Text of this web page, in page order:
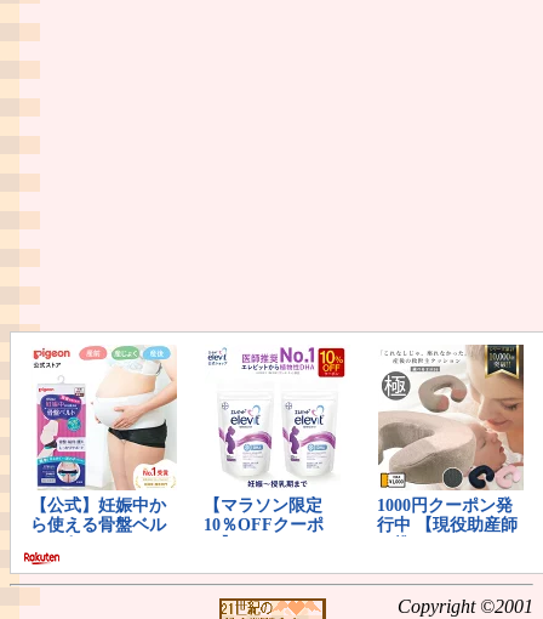
Copyright ©2001